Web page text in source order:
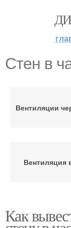
Стен в
Вентиляции
Вентиляция
доме
Как